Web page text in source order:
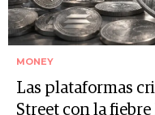
MONEY
Las plataformas
Street con la fiebre